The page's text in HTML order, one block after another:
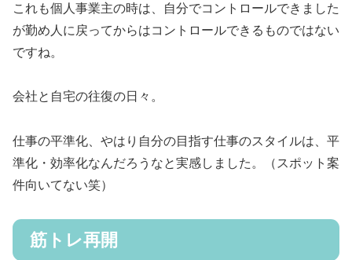
これも個人事業主の時は、自分でコントロールできました
が勤め人に戻ってからはコントロールできるものではない
ですね。
会社と自宅の往復の日々。
仕事の平準化、やはり自分の目指す仕事のスタイルは、平
準化・効率化なんだろうなと実感しました。（スポット案
件向いてない笑）
筋トレ再開